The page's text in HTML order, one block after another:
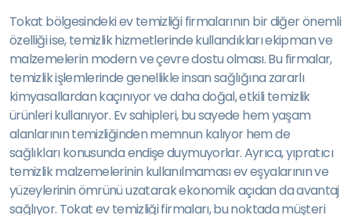
Tokat bölgesindeki ev temizliği firmalarının bir diğer önemli
özelliği ise, temizlik hizmetlerinde kullandıkları ekipman ve
malzemelerin modern ve çevre dostu olması. Bu firmalar,
temizlik işlemlerinde genellikle insan sağlığına zararlı
kimyasallardan kaçınıyor ve daha doğal, etkili temizlik
ürünleri kullanıyor. Ev sahipleri, bu sayede hem yaşam
alanlarının temizliğinden memnun kalıyor hem de
sağlıkları konusunda endişe duymuyorlar. Ayrıca, yıpratıcı
temizlik malzemelerinin kullanılmaması ev eşyalarının ve
yüzeylerinin ömrünü uzatarak ekonomik açıdan da avantaj
sağlıyor. Tokat ev temizliği firmaları, bu noktada müşteri